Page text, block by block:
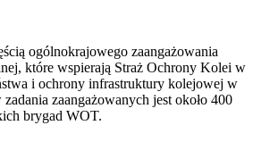
ogólnokrajowego zaangażowania
które wspierają Straż Ochrony Kolei w
i ochrony infrastruktury kolejowej w
zaangażowanych jest około 400
brygad WOT.